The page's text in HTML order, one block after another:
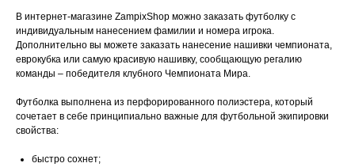
В интернет-магазине ZampixShop можно заказать футболку с
индивидуальным нанесением фамилии и номера игрока.
Дополнительно вы можете заказать нанесение нашивки чемпионата,
еврокубка или самую красивую нашивку, сообщающую регалию
команды – победителя клубного Чемпионата Мира.
Футболка выполнена из перфорированного полиэстера, который
сочетает в себе принципиально важные для футбольной экипировки
свойства:
быстро сохнет;